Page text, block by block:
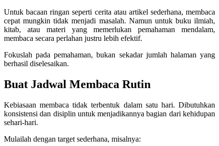
Untuk bacaan ringan seperti cerita atau artikel sederhana, membaca
cepat mungkin tidak menjadi masalah. Namun untuk buku ilmiah,
kitab, atau materi yang memerlukan pemahaman mendalam,
membaca secara perlahan justru lebih efektif.
Fokuslah pada pemahaman, bukan sekadar jumlah halaman yang
berhasil diselesaikan.
Buat Jadwal Membaca Rutin
Kebiasaan membaca tidak terbentuk dalam satu hari. Dibutuhkan
konsistensi dan disiplin untuk menjadikannya bagian dari kehidupan
sehari-hari.
Mulailah dengan target sederhana, misalnya: